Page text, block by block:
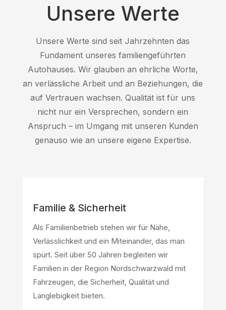
Unsere Werte
Unsere Werte sind seit Jahrzehnten das
Fundament unseres familiengeführten
Autohauses. Wir glauben an ehrliche Worte,
an verlässliche Arbeit und an Beziehungen, die
auf Vertrauen wachsen. Qualität ist für uns
nicht nur ein Versprechen, sondern ein
Anspruch – im Umgang mit unseren Kunden
genauso wie an unsere eigene Expertise.
Familie & Sicherheit
Als Familienbetrieb stehen wir für Nähe,
Verlässlichkeit und ein Miteinander, das man
spürt. Seit über 50 Jahren begleiten wir
Familien in der Region Nordschwarzwald mit
Fahrzeugen, die Sicherheit, Qualität und
Langlebigkeit bieten.